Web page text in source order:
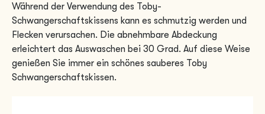
Während der Verwendung des Toby-
Schwangerschaftskissens kann es schmutzig werden und
Flecken verursachen. Die abnehmbare Abdeckung
erleichtert das Auswaschen bei 30 Grad. Auf diese Weise
genießen Sie immer ein schönes sauberes Toby
Schwangerschaftskissen.